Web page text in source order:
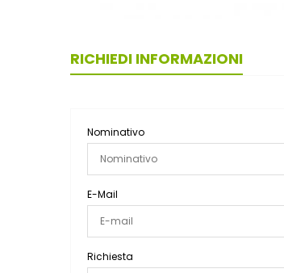
RICHIEDI INFORMAZIONI
Nominativo
E-Mail
Richiesta